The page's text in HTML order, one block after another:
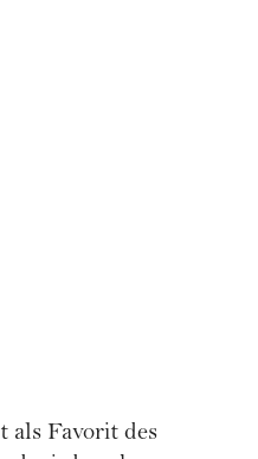
als Favorit des